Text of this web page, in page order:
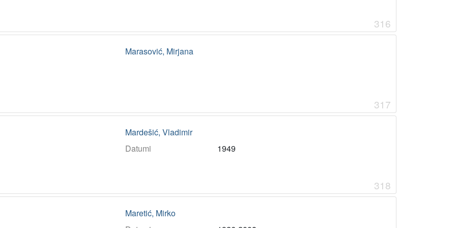
316
Marasović, Mirjana
317
Mardešić, Vladimir
Datumi
1949
318
Maretić, Mirko